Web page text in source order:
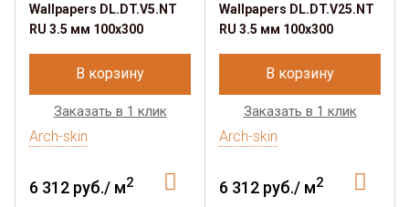
Wallpapers DL.DT.V5.NT
RU 3.5 мм 100х300
В корзину
Заказать в 1 клик
Arch-skin
6 312 руб./ м2
Wallpapers DL.DT.V25.NT
RU 3.5 мм 100х300
В корзину
Заказать в 1 клик
Arch-skin
6 312 руб./ м2